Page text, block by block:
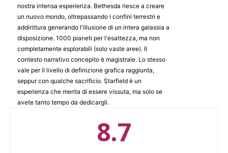
nostra intensa esperienza. Bethesda riesce a creare
un nuovo mondo, oltrepassando i confini terrestri e
addirittura generando l'illusione di un intera galassia a
disposizione. 1000 pianeti per l'esattezza, ma non
completamente esplorabili (solo vaste aree). Il
contesto narrativo concepito è magistrale. Lo stesso
vale per il livello di definizione grafica raggiunta,
seppur con qualche sacrificio. Starfield è un
esperienza che merita di essere vissuta, ma solo se
avete tanto tempo da dedicargli.
8.7